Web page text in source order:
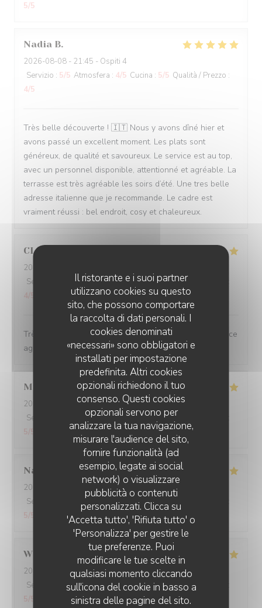
Il ristorante e i suoi partner
utilizzano cookies su questo
sito, che possono comportare
la raccolta di dati personali. I
cookies denominati
«necessari» sono obbligatori e
installati per impostazione
predefinita. Altri cookies
opzionali richiedono il tuo
consenso. Questi cookies
opzionali servono per
analizzare la tua navigazione,
misurare l'audience del sito,
fornire funzionalità (ad
esempio, legate ai social
network) o visualizzare
pubblicità o contenuti
personalizzati. Clicca su
'Accetta tutto', 'Rifiuta tutto' o
'Personalizza' per gestire le
tue preferenze. Puoi
modificare le tue scelte in
qualsiasi momento cliccando
sull'icona del cookie in basso a
sinistra delle pagine del sito.
5/5
Nadia B
2026-08-08 - 21:45 - Ospiti 4
Servizio : 5/5 Atmosfera : 4/5 Cucina : 5/5 Qualità / Prezzo :
4/5
Très belle découverte ! 🇮🇹 Nous y avons dîné hier et
avons passé un excellent moment. Les plats sont
généreux, de qualité et savoureux. Le service est au top,
avec un personnel disponible, attentionné et agréable. La
terrasse est très agréable les soirs d’été. Une tres belle
adresse italienne que je recommande. Le cadre est
vraiment réussi : bel endroit, cosy et chaleureux.
CLAUDIA
2026-08-06
Servizio
Atmosfera :5/5 Cucina: 5/5 Qualità / Prezzo
4/5
Très bon accueil du personnel très chaleureux. Ambiance
agréable et sympathique. La cuisine est impeccable 👌🏽
Marie-Claude B
2026-08-04
- 19:30 - Ospiti 2
Servizio
Atmosfera :5/5 Cucina : 5 /5 Qualità / Prezzo
Narimane B
2026-07-31
- 21:15 - Ospiti 2
Servizio
Atmosfera 5 Cucina:
5 /5
Wilson
2026-07-29
- 19:30 - Ospiti 3
Servizio
/5 Atmosfera: 5 /5 Cucina :5 /5 Qualità / Prezzo